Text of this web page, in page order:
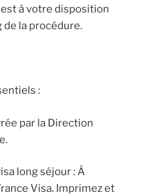
à votre disposition
la procédure.
:
par la Direction
long séjour : À
Visa. Imprimez et